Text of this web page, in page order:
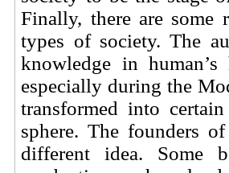
Finally, there are some
types of society. The
knowledge in
especially during the
transformed into
sphere. The founders
different idea. Some